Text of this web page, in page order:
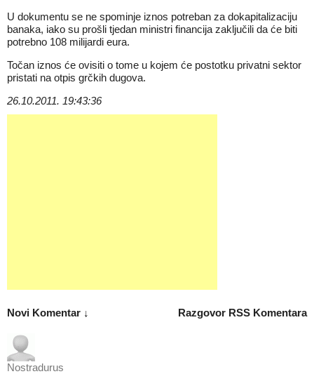
U dokumentu se ne spominje iznos potreban za dokapitalizaciju
banaka, iako su prošli tjedan ministri financija zaključili da će biti
potrebno 108 milijardi eura.
Točan iznos će ovisiti o tome u kojem će postotku privatni sektor
pristati na otpis grčkih dugova.
26.10.2011. 19:43:36
Razgovor RSS Komentara
Novi Komentar ↓
Nostradurus